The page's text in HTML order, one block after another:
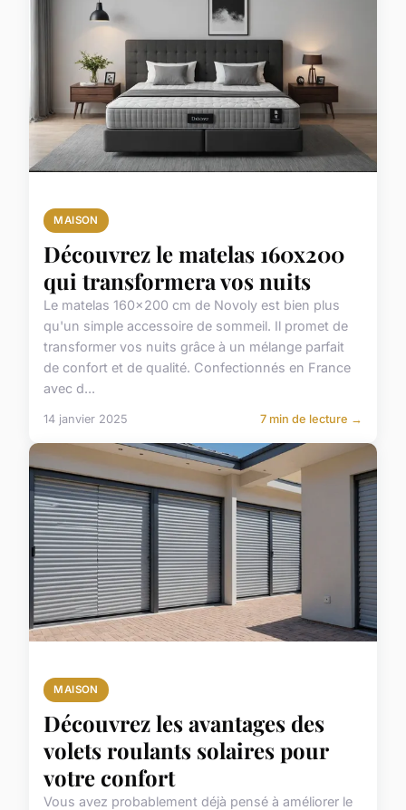
MAISON
Découvrez le matelas 160x200
qui transformera vos nuits
Le matelas 160x200 cm de Novoly est bien plus
qu'un simple accessoire de sommeil. Il promet de
transformer vos nuits grâce à un mélange parfait
de confort et de qualité. Confectionnés en France
avec d...
14 janvier 2025 7 min de lecture →
MAISON
Découvrez les avantages des
volets roulants solaires pour
votre confort
Vous avez probablement déjà pensé à améliorer le